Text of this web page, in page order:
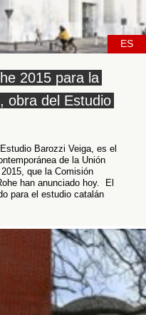
ES
2015 para la
obra del Estudio
Barozzi Veiga, es el
de la Unión
que la Comisión
han anunciado hoy. El
para el estudio catalán